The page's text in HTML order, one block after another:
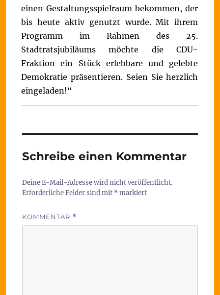
einen Gestaltungsspielraum bekommen, der
bis heute aktiv genutzt wurde. Mit ihrem
Programm im Rahmen des 25.
Stadtratsjubiläums möchte die CDU-
Fraktion ein Stück erlebbare und gelebte
Demokratie präsentieren. Seien Sie herzlich
eingeladen!“
Schreibe einen Kommentar
Deine E-Mail-Adresse wird nicht veröffentlicht.
Erforderliche Felder sind mit *markiert
KOMMENTAR *